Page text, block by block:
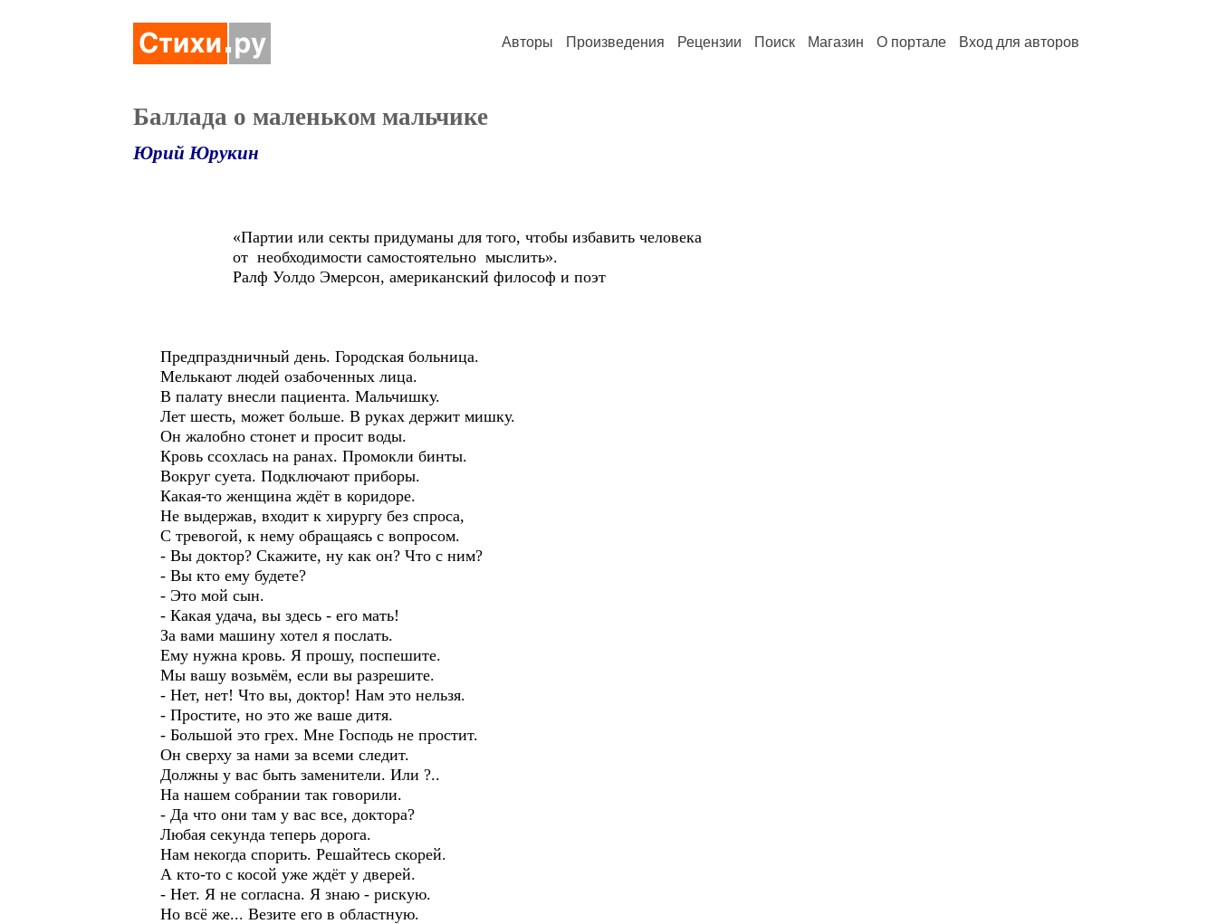
Авторы Произведения Рецензии Поиск Магазин О портале Вход для авторов
Баллада о маленьком мальчике
Юрий Юрукин
«Партии или секты придуманы для того, чтобы избавить человека
от необходимости самостоятельно мыслить».
Ралф Уолдо Эмерсон, американский философ и поэт
Предпраздничный день. Городская больница.
Мелькают людей озабоченных лица.
В палату внесли пациента. Мальчишку.
Лет шесть, может больше. В руках держит мишку.
Он жалобно стонет и просит воды.
Кровь ссохлась на ранах. Промокли бинты.
Вокруг суета. Подключают приборы.
Какая-то женщина ждёт в коридоре.
Не выдержав, входит к хирургу без спроса,
С тревогой, к нему обращаясь с вопросом.
- Вы доктор? Скажите, ну как он? Что с ним?
- Вы кто ему будете?
- Это мой сын.
- Какая удача, вы здесь - его мать!
За вами машину хотел я послать.
Ему нужна кровь. Я прошу, поспешите.
Мы вашу возьмём, если вы разрешите.
- Нет, нет! Что вы, доктор! Нам это нельзя.
- Простите, но это же ваше дитя.
- Большой это грех. Мне Господь не простит.
Он сверху за нами за всеми следит.
Должны у вас быть заменители. Или ?..
На нашем собрании так говорили.
- Да что они там у вас все, доктора?
Любая секунда теперь дорога.
Нам некогда спорить. Решайтесь скорей.
А кто-то с косой уже ждёт у дверей.
- Нет. Я не согласна. Я знаю - рискую.
Но всё же... Везите его в областную.